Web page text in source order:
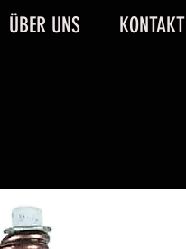
ÜBER UNS KONTAKT